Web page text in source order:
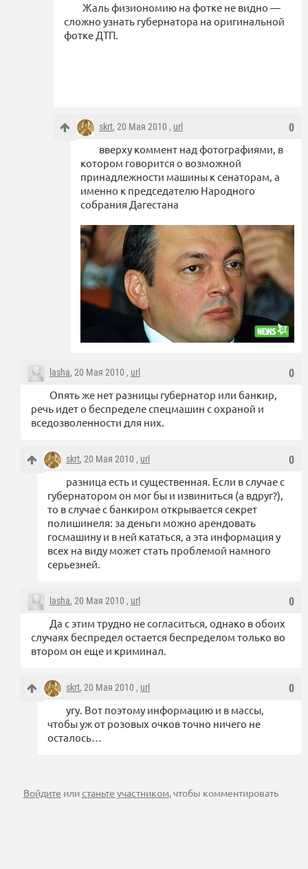
Жаль физиономию на фотке не видно —
сложно узнать губернатора на оригинальной
фотке ДТП.
0
skrt, 20 Мая 2010 , url
вверху коммент над фотографиями, в
котором говорится о возможной
принадлежности машины к сенаторам, а
именно к председателю Народного
собрания Дагестана
0
lasha, 20 Мая 2010 , url
Опять же нет разницы губернатор или банкир,
речь идет о беспределе спецмашин с охраной и
вседозволенности для них.
0
skrt, 20 Мая 2010 , url
разница есть и существенная. Если в случае с
губернатором он мог бы и извиниться (а вдруг?),
то в случае с банкиром открывается секрет
полишинеля: за деньги можно арендовать
госмашину и в ней кататься, а эта информация у
всех на виду может стать проблемой намного
серьезней.
0
lasha, 20 Мая 2010 , url
Да с этим трудно не согласиться, однако в обоих
случаях беспредел остается беспределом только во
втором он еще и криминал.
0
skrt, 20 Мая 2010 , url
угу. Вот поэтому информацию и в массы,
чтобы уж от розовых очков точно ничего не
осталось…
Войдите илистаньте участником, чтобы комментировать